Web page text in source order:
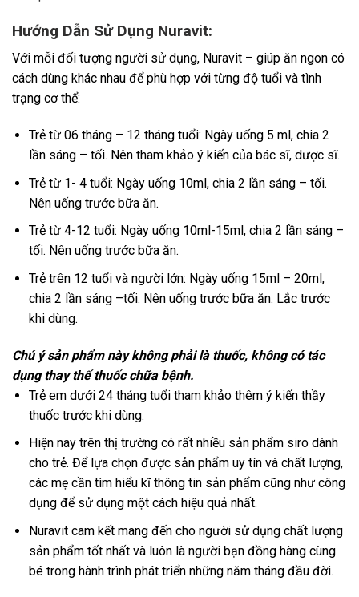
Hướng Dẫn Sử Dụng Nuravit:
Với mỗi đối tượng người sử dụng, Nuravit – giúp ăn ngon có
cách dùng khác nhau để phù hợp với từng độ tuổi và tình
trạng cơ thể:
Trẻ từ 06 tháng – 12 tháng tuổi: Ngày uống 5 ml, chia 2
lần sáng – tối. Nên tham khảo ý kiến của bác sĩ, dược sĩ.
Trẻ từ 1- 4 tuổi: Ngày uống 10ml, chia 2 lần sáng – tối.
Nên uống trước bữa ăn.
Trẻ từ 4-12 tuổi: Ngày uống 10ml-15ml, chia 2 lần sáng –
tối. Nên uống trước bữa ăn.
Trẻ trên 12 tuổi và người lớn: Ngày uống 15ml – 20ml,
chia 2 lần sáng –tối. Nên uống trước bữa ăn. Lắc trước
khi dùng.
Chú ý sản phẩm này không phải là thuốc, không có tác
dụng thay thế thuốc chữa bệnh.
Trẻ em dưới 24 tháng tuổi tham khảo thêm ý kiến thầy
thuốc trước khi dùng.
Hiện nay trên thị trường có rất nhiều sản phẩm siro dành
cho trẻ. Để lựa chọn được sản phẩm uy tín và chất lượng,
các mẹ cần tìm hiểu kĩ thông tin sản phẩm cũng như công
dụng để sử dụng một cách hiệu quả nhất.
Nuravit cam kết mang đến cho người sử dụng chất lượng
sản phẩm tốt nhất và luôn là người bạn đồng hàng cùng
bé trong hành trình phát triển những năm tháng đầu đời.